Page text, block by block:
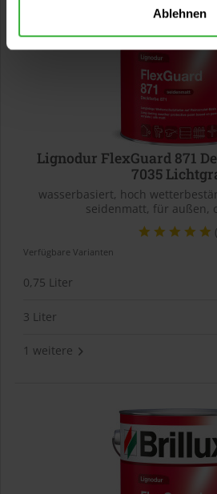
Ablehnen
Lignodur FlexGuard 871
7035
wasserbasiert, hoch
seidenmatt, für außen,
Verfügbare Varianten
0,75 Liter
3 Liter
1 weitere